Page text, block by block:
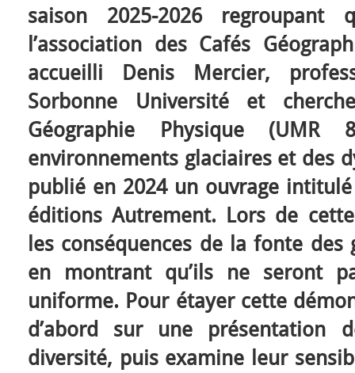
saison 2025-2026 regroupant
l’association des Cafés
accueilli Denis Mercier,
Sorbonne Université et
Géographie Physique (UMR
environnements glaciaires et des
publié en 2024 un ouvrage
éditions Autrement. Lors de
les conséquences de la fonte
en montrant qu’ils ne seront
uniforme. Pour étayer cette
d’abord sur une présentation
diversité, puis examine leur